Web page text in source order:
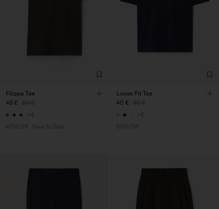
Filippa Tee
48 € 80 €
+4
40% Off
New to Sale
Loose Fit Tee
40 € 80 €
+6
50% Off